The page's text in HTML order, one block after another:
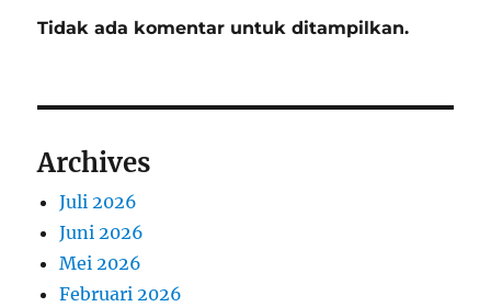
Tidak ada komentar untuk ditampilkan.
Archives
Juli 2026
Juni 2026
Mei 2026
Februari 2026